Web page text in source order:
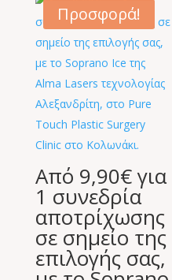
350,00 €.είναι:
59,00 €.
Προσφορά!
Από 9,90€ για
1 συνεδρία
αποτρίχωσης
σε σημείο της
επιλογής σας,